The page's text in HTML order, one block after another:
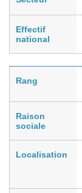
Effectif
national
Rang
Raison
sociale
Localisation